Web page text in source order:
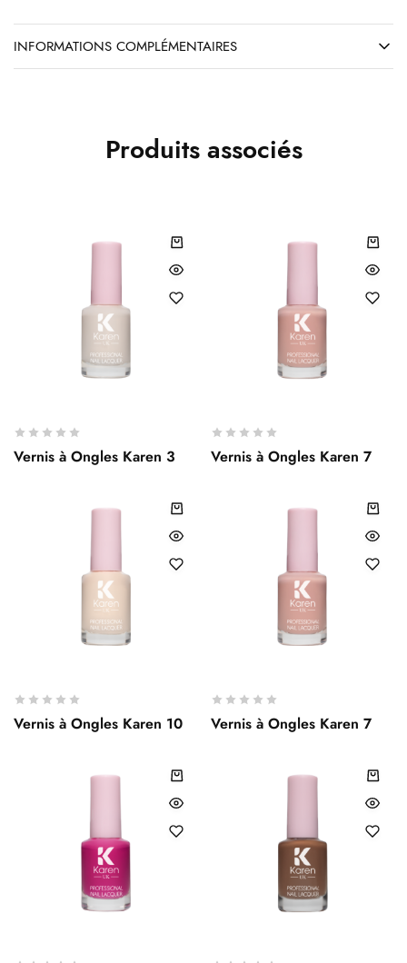
INFORMATIONS COMPLÉMENTAIRES
Produits associés
Vernis à Ongles Karen 3 Vernis à Ongles Karen 7
Vernis à Ongles Karen 10 Vernis à Ongles Karen 7